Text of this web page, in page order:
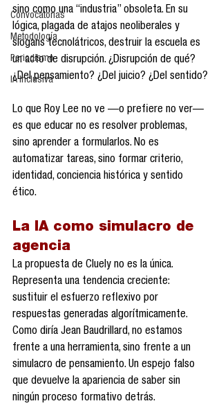
Convocatorias
Metodología
Periodismo
IA Inclusiva
sino como una “industria” obsoleta. En su
lógica, plagada de atajos neoliberales y
slogans tecnolátricos, destruir la escuela es
un acto de disrupción. ¿Disrupción de qué?
¿Del pensamiento? ¿Del juicio? ¿Del sentido?
Lo que Roy Lee no ve —o prefiere no ver—
es que educar no es resolver problemas,
sino aprender a formularlos. No es
automatizar tareas, sino formar criterio,
identidad, conciencia histórica y sentido
ético.
La IA como simulacro de
agencia
La propuesta de Cluely no es la única.
Representa una tendencia creciente:
sustituir el esfuerzo reflexivo por
respuestas generadas algorítmicamente.
Como diría Jean Baudrillard, no estamos
frente a una herramienta, sino frente a un
simulacro de pensamiento. Un espejo falso
que devuelve la apariencia de saber sin
ningún proceso formativo detrás.